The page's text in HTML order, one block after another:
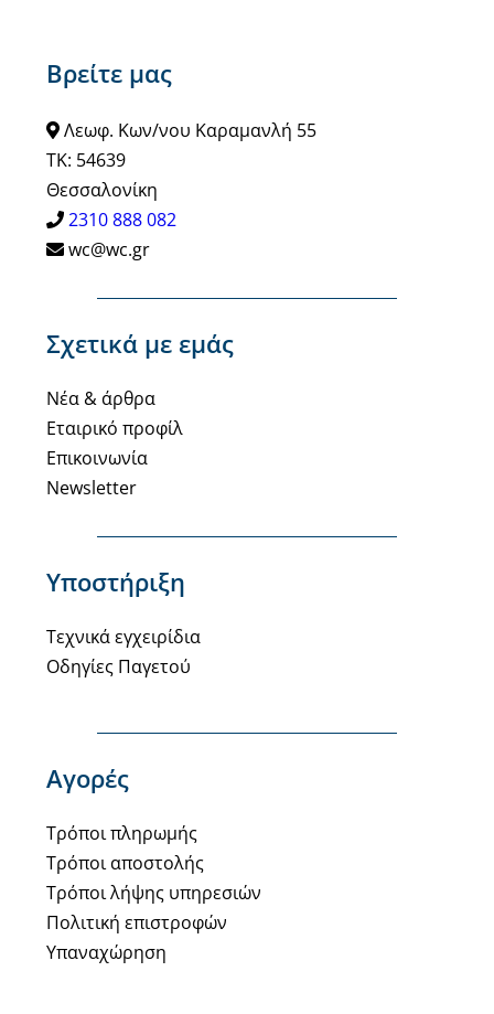
Βρείτε μας
Λεωφ. Κων/νου Καραμανλή 55
ΤΚ: 54639
Θεσσαλονίκη
2310 888 082
wc@wc.gr
Σχετικά με εμάς
Νέα & άρθρα
Εταιρικό προφίλ
Επικοινωνία
Newsletter
Υποστήριξη
Τεχνικά εγχειρίδια
Οδηγίες Παγετού
Αγορές
Τρόποι πληρωμής
Τρόποι αποστολής
Τρόποι λήψης υπηρεσιών
Πολιτική επιστροφών
Υπαναχώρηση